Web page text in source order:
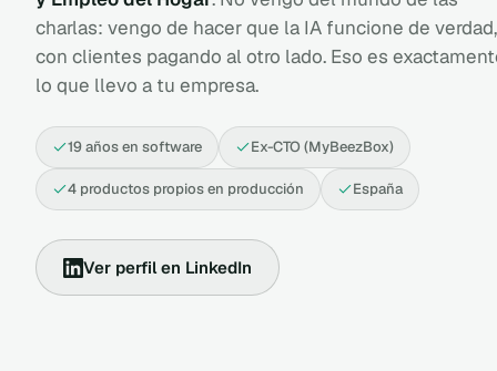
charlas: vengo de hacer que la IA funcione de verdad,
con clientes pagando al otro lado. Eso es
lo que llevo a tu empresa.
19 años en software Ex-CTO (MyBeezBox)
4 productos propios en producción España
Ver perfil en LinkedIn